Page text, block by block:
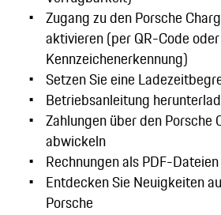
Zugang zu den Porsche
aktivieren (per QR-Code oder
Kennzeichenerkennung)
Setzen Sie eine
Betriebsanleitung
Zahlungen über den Porsche
abwickeln
Rechnungen als PDF-
Entdecken Sie Neuigkeiten
Porsche